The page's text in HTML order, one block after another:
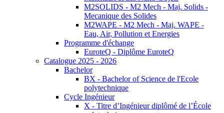
M2SOLIDS - M2 Mech - Maj. Solids -
Mecanique des Solides
M2WAPE - M2 Mech - Maj. WAPE -
Eau, Air, Pollution et Energies
Programme d'échange
EuroteQ - Diplôme EuroteQ
Catalogue 2025 - 2026
Bachelor
BX - Bachelor of Science de l'Ecole
polytechnique
Cycle Ingénieur
X - Titre d’Ingénieur diplômé de l’École